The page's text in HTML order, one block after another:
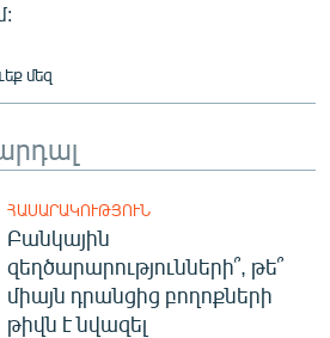
մեզ
ՀԱՍԱՐԱԿՈՒԹՅՈՒՆ
Բանկային
զեղծարարությունների՞, թե՞
միայն դրանցից բողոքների
թիվն է նվազել